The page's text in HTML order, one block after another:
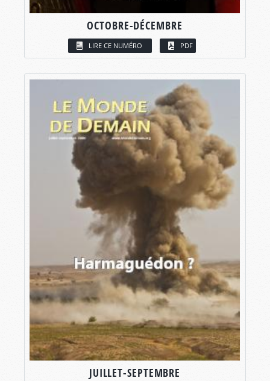
OCTOBRE-DÉCEMBRE
LIRE CE NUMÉRO PDF
JUILLET-SEPTEMBRE